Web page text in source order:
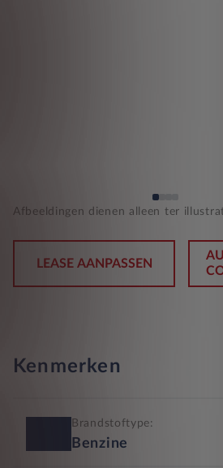
Afbeeldingen dienen alleen ter
LEASE AANPASSEN
Kenmerken
Brandstoftype:
Benzine